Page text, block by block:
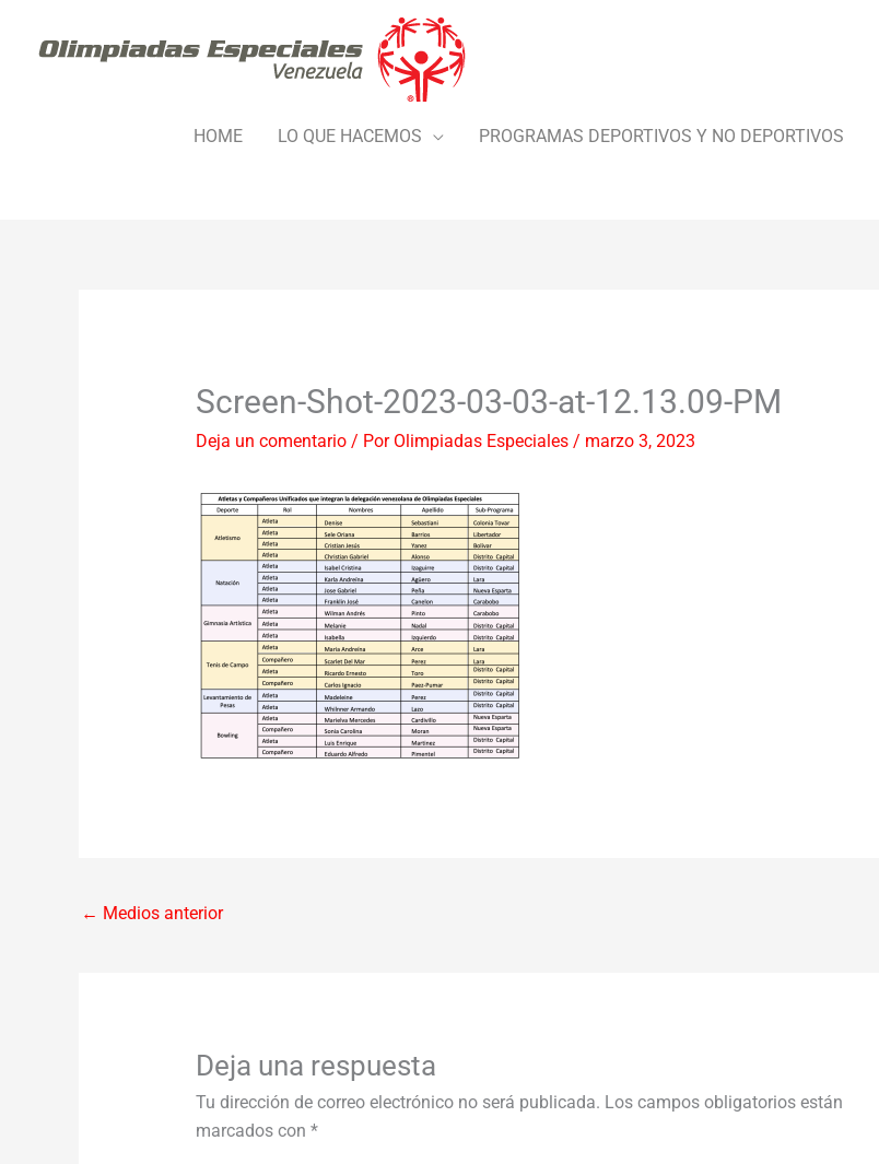
HOME LO QUE HACEMOS PROGRAMAS DEPORTIVOS Y NO DEPORTIVOS
Screen-Shot-2023-03-03-at-12.13.09-PM
Deja un comentario / Por Olimpiadas Especiales / marzo 3, 2023
← Medios anterior
Deja una respuesta
Tu dirección de correo electrónico no será publicada. Los campos obligatorios están
marcados con *